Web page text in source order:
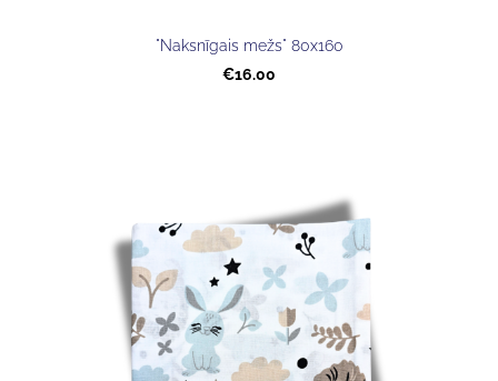
"Naksnīgais mežs" 80x160
€16.00